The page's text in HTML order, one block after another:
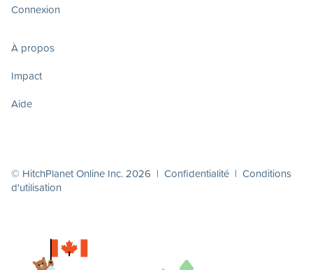
Connexion
À propos
Impact
Aide
© HitchPlanet Online Inc. 2026 | Confidentialité | Conditions
d'utilisation